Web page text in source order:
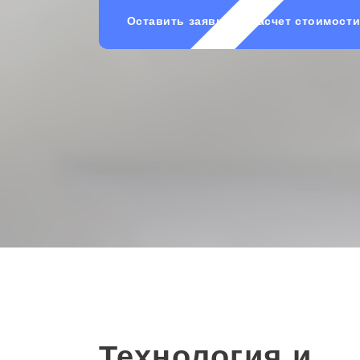
Оставить заявку на расчет стоимости